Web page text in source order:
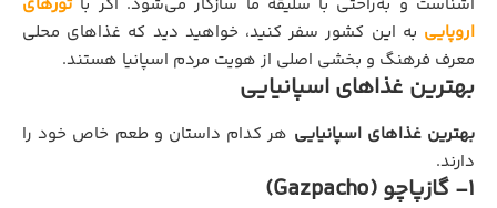
اروپایی به این کشور سفر کنید، خواهید دید که غذاهای محلی
معرف فرهنگ و بخشی اصلی از هویت مردم اسپانیا هستند.
بهترین غذاهای اسپانیایی
بهترین غذاهای اسپانیایی هر کدام داستان و طعم خاص خود را
دارند.
1- گازپاچو (Gazpacho)